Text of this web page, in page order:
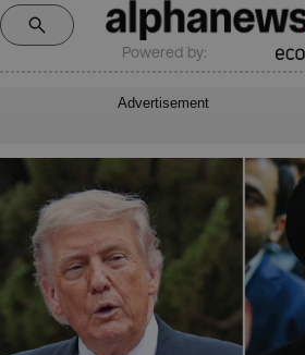
Powered by:
Advertisement